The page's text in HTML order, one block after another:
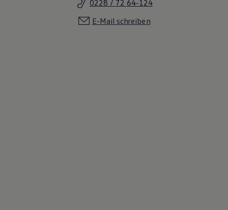
0228 / 72 64-124
E-Mail schreiben